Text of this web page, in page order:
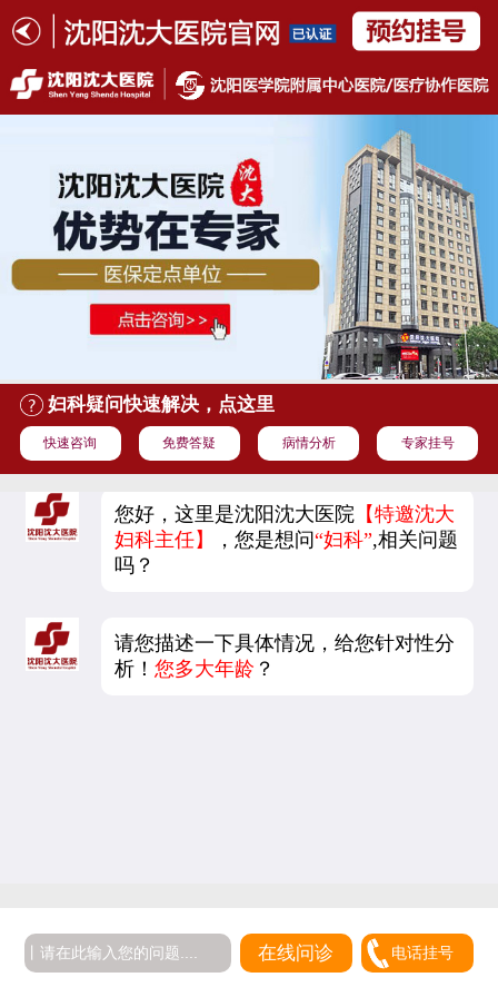
妇科疑问快速解决，点这里
快速咨询 免费答疑 病情分析 专家挂号
您好，这里是沈阳沈大医院 【特邀沈大
妇科主任】
，您是想问“妇科”,相关问题
吗？
请您描述一下具体情况，给您针对性分
析！您多大年龄 ？
在线问诊 电话挂号